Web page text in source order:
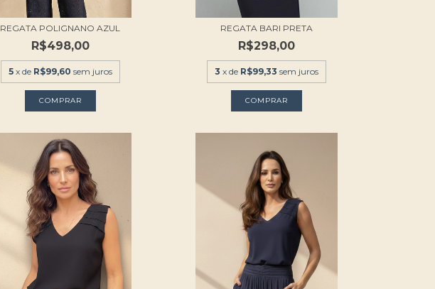
REGATA POLIGNANO AZUL
R$498,00
5 x de R$99,60 sem juros
COMPRAR
REGATA BARI PRETA
R$298,00
3 x de R$99,33 sem juros
COMPRAR